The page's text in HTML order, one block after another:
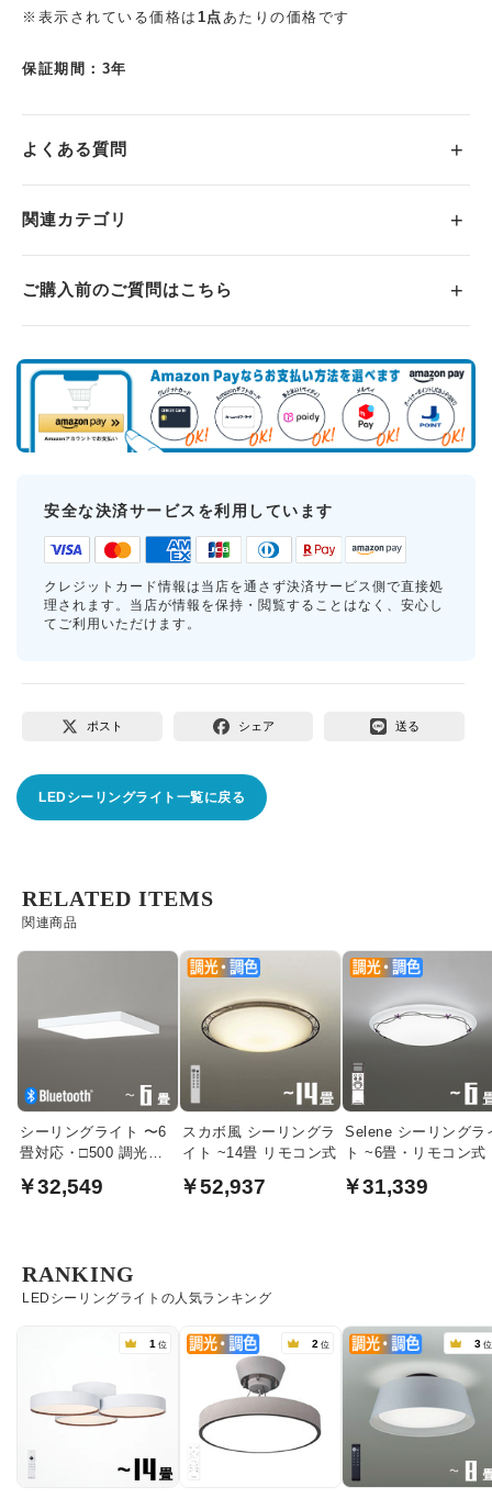
※表示されている価格は 1点あたりの価格です
保証期間：3年
よくある質問
関連カテゴリ
ご購入前のご質問はこちら
安全な決済サービスを利用しています
クレジットカード情報は当店を通さず決済サービス側で直接処
理されます。当店が情報を保持・閲覧することはなく、安心し
てご利用いただけます。
ポスト シェア 送る
LEDシーリングライト一覧に戻る
関連商品
RELATED ITEMS
シーリングライト 〜6
畳対応・□500 調光・
￥32,549
スカボ風 シーリングラ
イト ~14畳 リモコン式
￥52,937
Selene シーリングラ
ト ~6畳・リモコン式
￥31,339
LEDシーリングライトの人気ランキング
RANKING
1 位 2 位 3 位